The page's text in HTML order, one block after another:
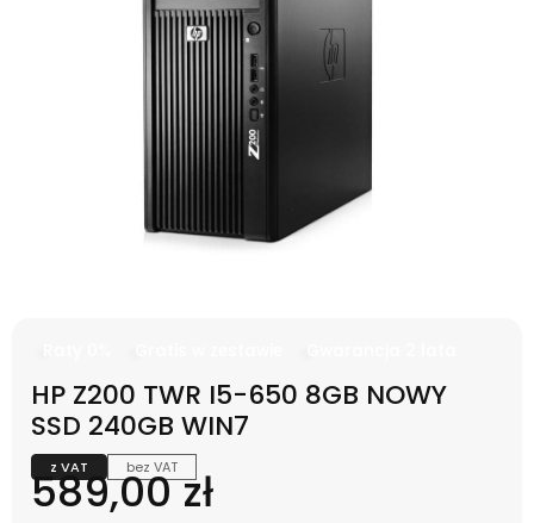
HP Z200 TWR I5-650 8GB NOWY
SSD 240GB WIN7
z VAT bez VAT
Cena
589,00 zł